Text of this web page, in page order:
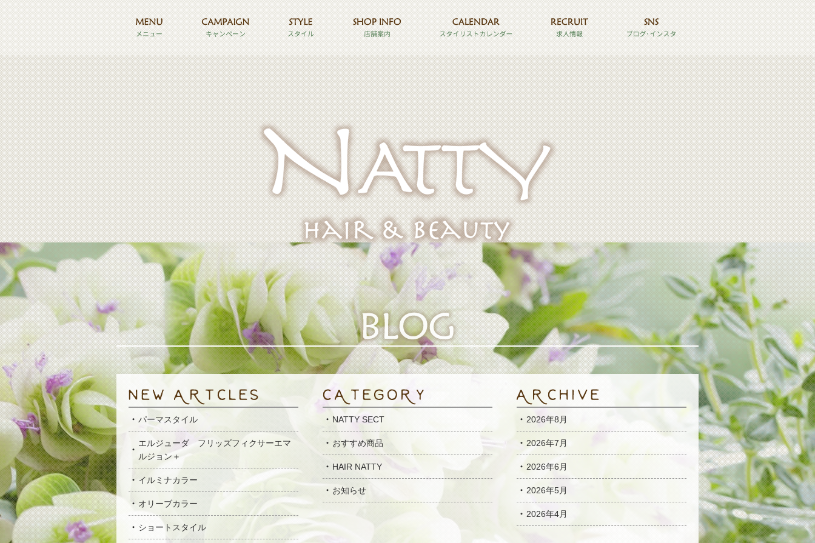
パーマスタイル
エルジューダ フリッズフィクサーエマ
ルジョン＋
イルミナカラー
オリーブカラー
ショートスタイル
NATTY SECT
おすすめ商品
HAIR NATTY
お知らせ
2026年8月
2026年7月
2026年6月
2026年5月
2026年4月